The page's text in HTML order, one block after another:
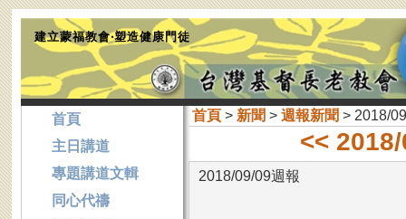
建立蒙福教會‧塑造健康門徒
首頁> 新聞 > 週報新聞 > 2018/
<<
2018/09/09週報
首頁
主日講道
專題講道文輯
同心代禱